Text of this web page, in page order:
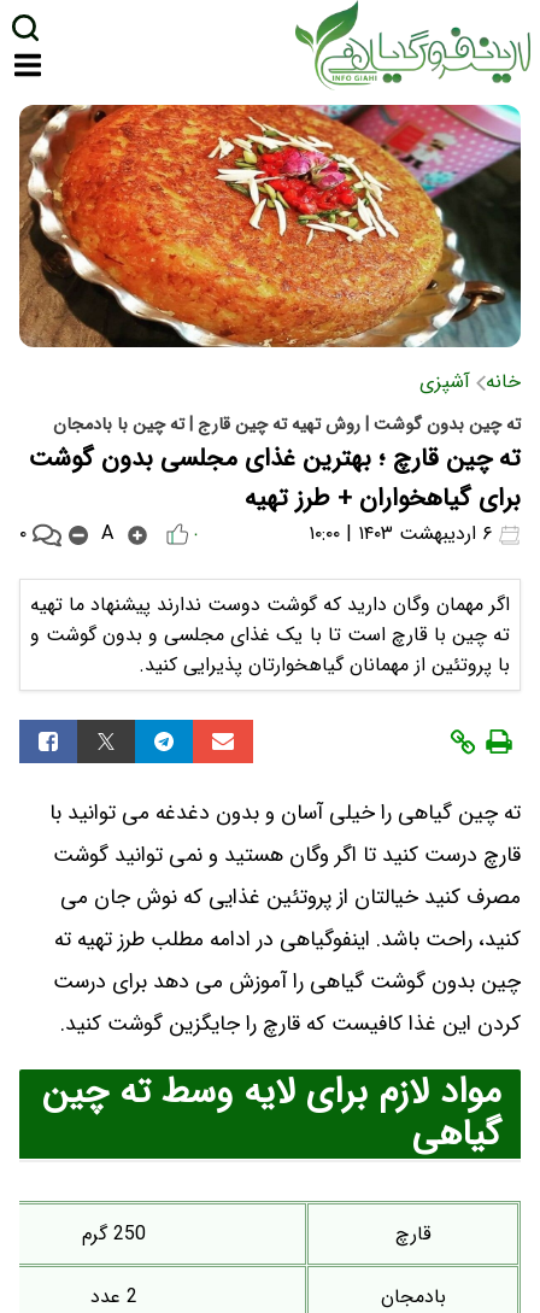
خانه آشپزی
ته چین بدون گوشت | روش تهیه ته چین قارج | ته چین با بادمجان
ته چین قارچ ؛ بهترین غذای مجلسی بدون گوشت
برای گیاهخواران + طرز تهیه
۰ A ۰
اگر مهمان وگان دارید که گوشت دوست ندارند پیشنهاد ما تهیه
ته چین با قارچ است تا با یک غذای مجلسی و بدون گوشت و
با پروتئین از مهمانان گیاهخوارتان پذیرایی کنید.
ته چین گیاهی را خیلی آسان و بدون دغدغه می توانید با
قارچ درست کنید تا اگر وگان هستید و نمی توانید گوشت
مصرف کنید خیالتان از پروتئین غذایی که نوش جان می
کنید، راحت باشد. اینفوگیاهی در ادامه مطلب طرز تهیه ته
چین بدون گوشت گیاهی را آموزش می دهد برای درست
کردن این غذا کافیست که قارچ را جایگزین گوشت کنید.
مواد لازم برای لایه وسط ته چین
گیاهی
قارچ 250 گرم
بادمجان 2 عدد